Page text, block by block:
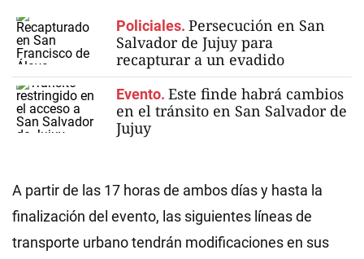
Policiales. Persecución en San
Salvador de Jujuy para
recapturar a un evadido
Evento. Este finde habrá cambios
en el tránsito en San Salvador de
Jujuy
A partir de las 17 horas de ambos días y hasta la
finalización del evento, las siguientes líneas de
transporte urbano tendrán modificaciones en sus